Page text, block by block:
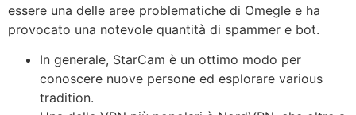
essere una delle aree problematiche di Omegle e ha
provocato una notevole quantità di spammer e bot.
In generale, StarCam è un ottimo modo per
conoscere nuove persone ed esplorare various
tradition.